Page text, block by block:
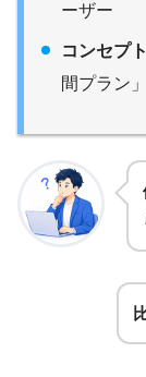
ーザー
コンセプト
間プラン」